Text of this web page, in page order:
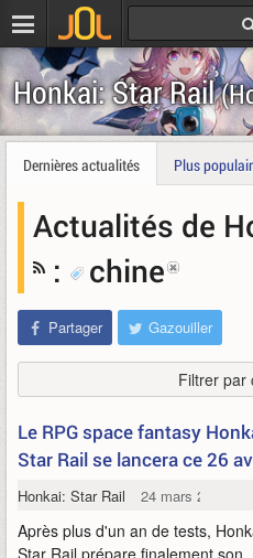
Honkai: Star Rail
Dernières actualités Plus
Actualités de
:
chine
Partager Gazouiller
Filtrer par
Le RPG space fantasy
Star Rail se lancera ce 26
Honkai: Star Rail 24 mars 2023
Après plus d'un an de tests,
Star Rail prépare finalement son